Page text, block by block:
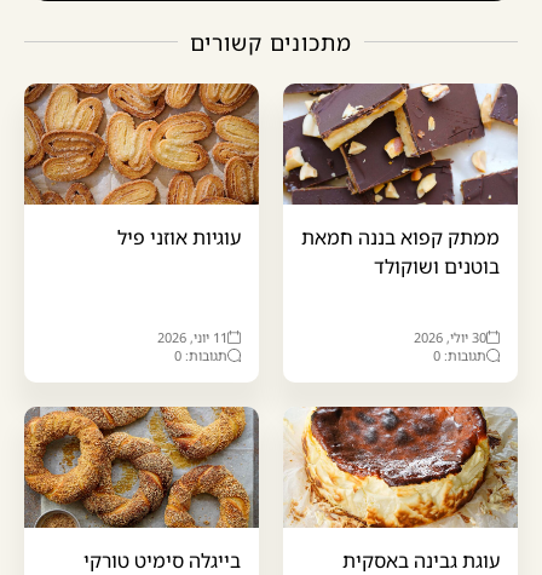
מתכונים קשורים
ממתק קפוא בננה חמאת
בוטנים ושוקולד
30 יולי, 2026
תגובות: 0
עוגיות אוזני פיל
11 יוני, 2026
תגובות: 0
עוגת גבינה באסקית בייגלה סימיט טורקי